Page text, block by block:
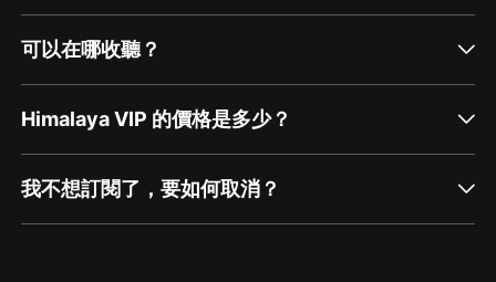
可以在哪收聽？
Himalaya VIP 的價格是多少？
我不想訂閱了，要如何取消？